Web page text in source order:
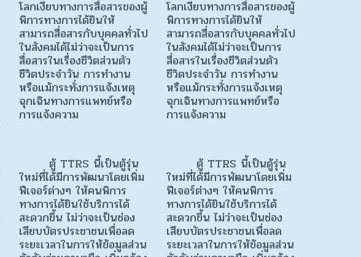
โลกเงียบทางการสื่อสารของผู้
พิการทางการได้ยินให้
สามารถสื่อสารกับบุคคลทั่วไป
ในสังคมได้ไม่ว่าจะเป็นการ
สื่อสารในเรื่องชีวิตส่วนตัว
ชีวิตประจำวัน การทำงาน
หรือแม้กระทั่งการแจ้งเหตุ
ฉุกเฉินทางการแพทย์หรือ
การแจ้งความ
ตู้ TTRS นี้เป็นตู้รุ่น
ใหม่ที่ได้มีการพัฒนาโดยเพิ่ม
ฟีเจอร์ต่างๆ ให้คนพิการ
ทางการได้ยินใช้บริการได้
สะดวกขึ้น ไม่ว่าจะเป็นช่อง
เสียบบัตรประชาชนเพื่อลด
ระยะเวลาในการให้ข้อมูลส่วน
โลกเงียบทางการสื่อสารของผู้
พิการทางการได้ยินให้
สามารถสื่อสารกับบุคคลทั่วไป
ในสังคมได้ไม่ว่าจะเป็นการ
สื่อสารในเรื่องชีวิตส่วนตัว
ชีวิตประจำวัน การทำงาน
หรือแม้กระทั่งการแจ้งเหตุ
ฉุกเฉินทางการแพทย์หรือ
การแจ้งความ
ตู้ TTRS นี้เป็นตู้รุ่น
ใหม่ที่ได้มีการพัฒนาโดยเพิ่ม
ฟีเจอร์ต่างๆ ให้คนพิการ
ทางการได้ยินใช้บริการได้
สะดวกขึ้น ไม่ว่าจะเป็นช่อง
เสียบบัตรประชาชนเพื่อลด
ระยะเวลาในการให้ข้อมูลส่วน